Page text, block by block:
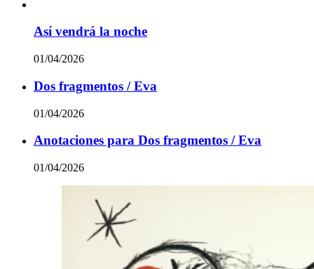
Así vendrá la noche
01/04/2026
Dos fragmentos / Eva
01/04/2026
Anotaciones para Dos fragmentos / Eva
01/04/2026